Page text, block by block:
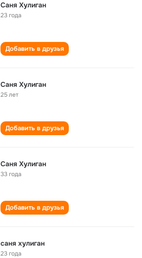
Саня Хулиган
23 года
Добавить в друзья
Саня Хулиган
25 лет
Добавить в друзья
Саня Хулиган
33 года
Добавить в друзья
саня хулиган
23 года